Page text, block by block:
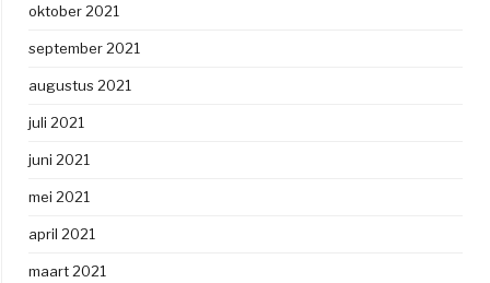
oktober 2021
september 2021
augustus 2021
juli 2021
juni 2021
mei 2021
april 2021
maart 2021